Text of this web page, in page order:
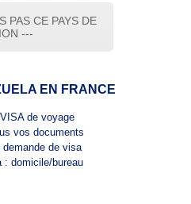
PAS CE PAYS DE
---
EN FRANCE
de voyage
vos documents
de visa
: domicile/bureau